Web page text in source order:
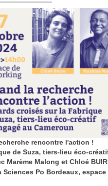
rencontre l'action !
de Suza, tiers-lieu éco-
Marème Malong et Chloé
Sciences Po Bordeaux, espace